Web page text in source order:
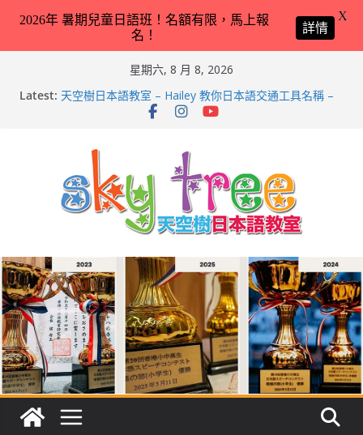
星期六, 8 月 8, 2026
Latest: 天空樹日本語教室 – Hailey 教你日本語交通工具名稱 –
2026兒童日語暑期班（適合完全未學過日語 3 － 11 歲
小朋友）！
天空樹日本語教室 – Tyler 教你動物園／水族館常見動物
名稱 – 2026-Feb-19
天空樹日本語教室 – Markus 教你動物園／水族館常見動
2026年 暑期兒童日語班！名額有限，馬上報
名！
詳情
X